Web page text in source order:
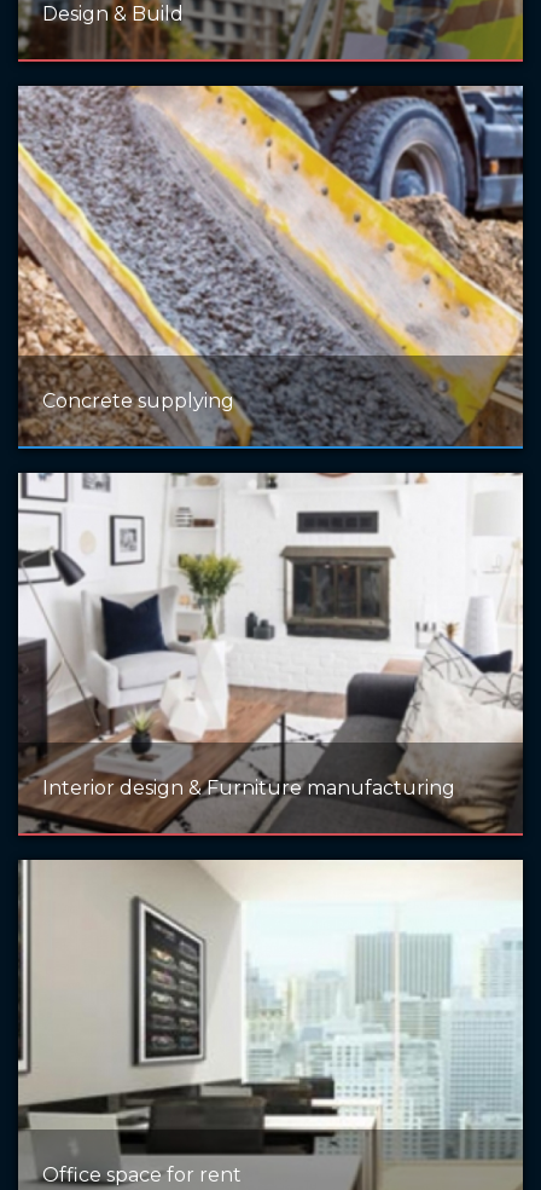
Design & Build
Concrete supplying
Interior design & Furniture manufacturing
Office space for rent